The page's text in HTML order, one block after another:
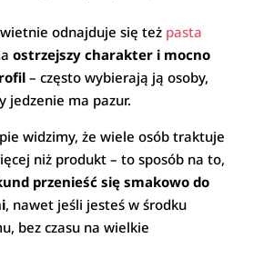
odnajduje się też pasta
ostrzejszy charakter i mocno
– często wybierają ją osoby,
jedzenie ma pazur.
widzimy, że wiele osób traktuje
niż produkt – to sposób na to,
przenieść się smakowo do
, nawet jeśli jesteś w środku
bez czasu na wielkie